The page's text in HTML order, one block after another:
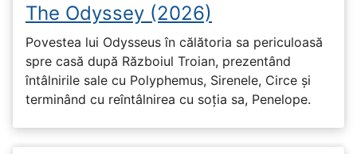
The Odyssey (2026)
Povestea lui Odysseus în călătoria sa periculoasă
spre casă după Războiul Troian, prezentând
întâlnirile sale cu Polyphemus, Sirenele, Circe și
terminând cu reîntâlnirea cu soția sa, Penelope.